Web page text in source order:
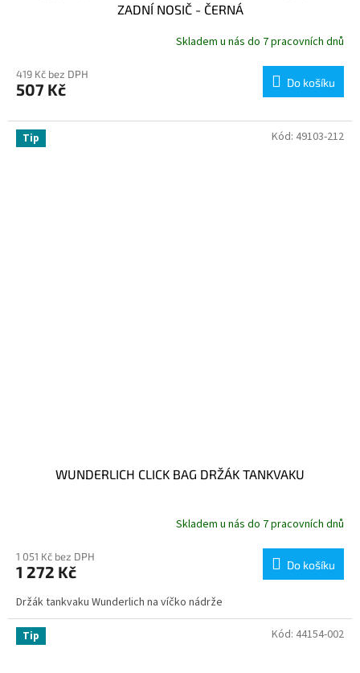
ZADNÍ NOSIČ - ČERNÁ
Skladem u nás do 7 pracovních dnů
419 Kč bez DPH
507 Kč Do košíku
Tip
WUNDERLICH CLICK BAG DRŽÁK TANKVAKU
Skladem u nás do 7 pracovních dnů
1 051 Kč bez DPH
1 272 Kč Do košíku
Držák tankvaku Wunderlich na víčko nádrže
Kód: 49103-212
Tip Kód: 44154-002